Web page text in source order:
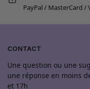
PayPal / MasterCard /
CONTACT
Une question ou une
une réponse en moins
et 17h